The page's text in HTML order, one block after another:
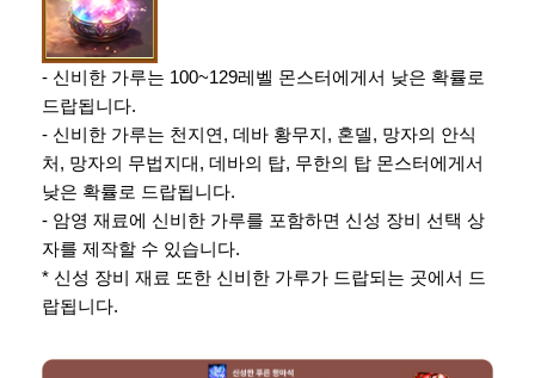
- 신비한 가루는 100~129레벨 몬스터에게서 낮은 확률로
드랍됩니다.
- 신비한 가루는 천지연, 데바 황무지, 혼델, 망자의 안식
처, 망자의 무법지대, 데바의 탑, 무한의 탑 몬스터에게서
낮은 확률로 드랍됩니다.
- 암영 재료에 신비한 가루를 포함하면 신성 장비 선택 상
자를 제작할 수 있습니다.
* 신성 장비 재료 또한 신비한 가루가 드랍되는 곳에서 드
랍됩니다.